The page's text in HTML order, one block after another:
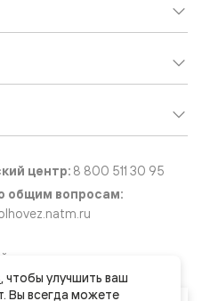
центр: 8 800 511 30 95
общим вопросам:
звонок
, чтобы улучшить ваш
Вы всегда можете